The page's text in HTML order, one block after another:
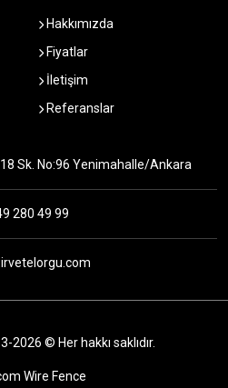
Hakkımızda
Fiyatlar
İletişim
Referanslar
Sk. No:96 Yenimahalle/Ankara
280 49 99
2026 © Her hakkı saklıdır.
Wire Fence